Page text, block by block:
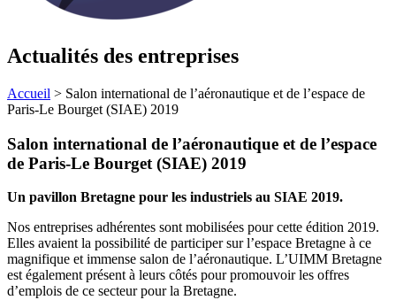
Actualités des entreprises
Accueil > Salon international de l’aéronautique et de l’espace de
Paris-Le Bourget (SIAE) 2019
Salon international de l’aéronautique et de l’espace
de Paris-Le Bourget (SIAE) 2019
Un pavillon Bretagne pour les industriels au SIAE 2019.
Nos entreprises adhérentes sont mobilisées pour cette édition 2019.
Elles avaient la possibilité de participer sur l’espace Bretagne à ce
magnifique et immense salon de l’aéronautique. L’UIMM Bretagne
est également présent à leurs côtés pour promouvoir les offres
d’emplois de ce secteur pour la Bretagne.